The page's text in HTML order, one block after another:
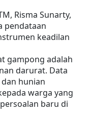
Risma Sunarty,
pendataan
keadilan
gampong adalah
darurat. Data
hunian
warga yang
baru di